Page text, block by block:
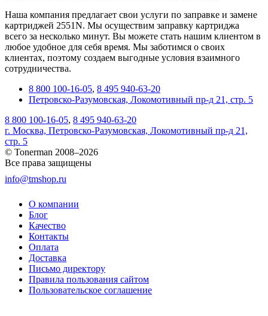
Наша компания предлагает свои услуги по заправке и замене
картриджей 2551N. Мы осуществим заправку картриджа
всего за несколько минут. Вы можете стать нашим клиентом в
любое удобное для себя время. Мы заботимся о своих
клиентах, поэтому создаем выгодные условия взаимного
сотрудничества.
8 800 100-16-05, 8 495 940-63-20
Петровско-Разумовская, Локомотивный пр-д 21, стр. 5
8 800 100-16-05, 8 495 940-63-20
г. Москва, Петровско-Разумовская, Локомотивный пр-д 21,
стр. 5
© Tonerman 2008–2026
Все права защищены
info@tmshop.ru
О компании
Блог
Качество
Контакты
Оплата
Доставка
Письмо директору
Правила пользования сайтом
Пользовательское соглашение